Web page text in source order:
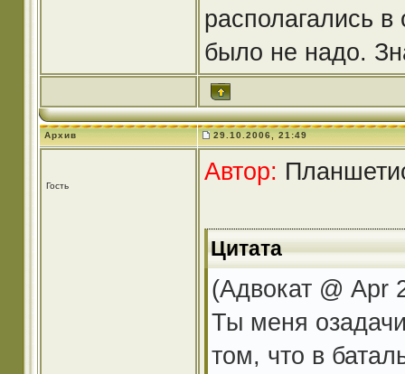
располагались
было не надо.
Архив 29.10.2006, 21:49
Гость
Автор:
Цитата
(Адвокат @ Apr
Ты меня
том, что в